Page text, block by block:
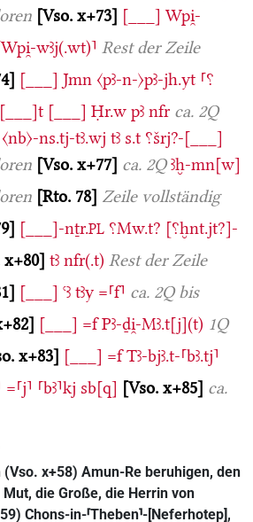
Vso. x+73 [___] Wpi̯-
wꜣj(.wt)⸣ Rest der Zeile
[___] Jmn 〈pꜣ-n-〉pꜣ-jh.yt ⸢⸮
[___]t [___] Ḥr.w pꜣ nfr ca. 2Q
〈nb〉-ns.tj-tꜣ.wj tꜣ s.t ⸮šrj?-[___]
Vso. x+77 ca. 2Q ꜣḫ-mn[w]
Rto. 78 Zeile vollständig
[___]-nṯr.PL ⸮Mw.t? [⸮ḫnt.jt?]-
x+80 tꜣ nfr(.t) Rest der Zeile
[___] ꜥꜣ tꜣy =⸢f⸣ ca. 2Q bis
[___] =f Pꜣ-ḏi̯-Mꜣ.t[j](t) 1Q
x+83 [___] =f Tꜣ-bjꜣ.t-⸢bꜣ.tj⸣
=⸢j⸣ ⸢bꜣ⸣kj sb[q] Vso. x+85 ca.
x+58) Amun-Re beruhigen, den
Mut, die Große, die Herrin von
Chons-in-⸢Theben⸣-[Neferhotep],